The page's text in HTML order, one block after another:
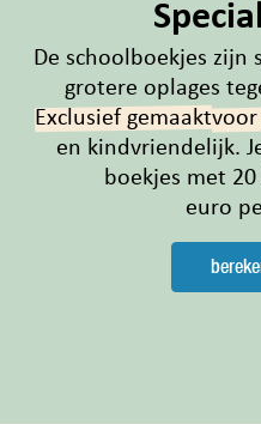
De schoolboekjes
grotere oplages
Exclusief gemaaktvoor
en kindvriendelijk.
boekjes met
euro